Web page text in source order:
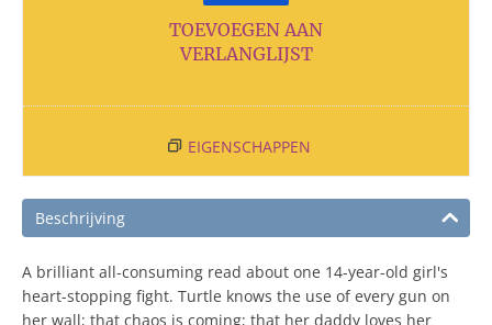
TOEVOEGEN AAN
VERLANGLIJST
EIGENSCHAPPEN
Beschrijving
A brilliant all-consuming read about one 14-year-old girl's
heart-stopping fight. Turtle knows the use of every gun on
her wall; that chaos is coming; that her daddy loves her